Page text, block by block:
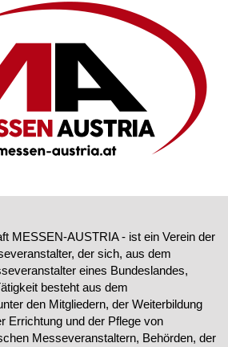
MESSEN-AUSTRIA - ist ein Verein der
der sich, aus dem
eines Bundeslandes,
besteht aus dem
den Mitgliedern, der Weiterbildung
Errichtung und der Pflege von
Messeveranstaltern, Behörden, der